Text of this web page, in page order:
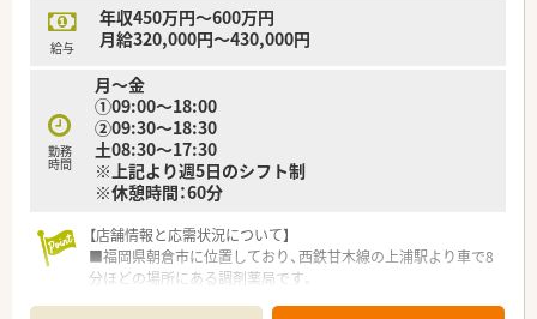
給与
年収450万円～600万円
月給320,000円～430,000円
勤務
時間
月～金
①09:00～18:00
②09:30～18:30
土08:30～17:30
※上記より週5日のシフト制
※休憩時間：60分
【店舗情報と応需状況について】
■福岡県朝倉市に位置しており、西鉄甘木線の上浦駅より車で8
分ほどの場所にある調剤薬局です。